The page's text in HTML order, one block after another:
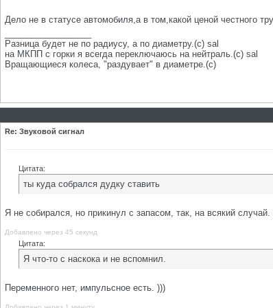
Дело не в статусе автомобиля,а в том,какой ценой честного
Разница будет не по радиусу, а по диаметру.(с) sal
на МКПП с горки я всегда переключаюсь на нейтраль.(с) sal
Вращающиеся колеса, "раздувает" в диаметре.(с)
Re: Звуковой сигнал
Цитата:
ты куда собрался дудку ставить
Я не собирался, но прикинул с запасом, так, на всякий случай.
Добавлено через 45 секунд
Цитата:
Я что-то с наскока и не вспомнил.
Переменного нет, импульсное есть. )))